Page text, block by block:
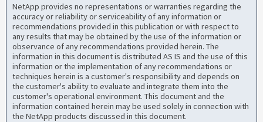
NetApp provides no representations or warranties regarding the
accuracy or reliability or serviceability of any information or
recommendations provided in this publication or with respect to
any results that may be obtained by the use of the information or
observance of any recommendations provided herein. The
information in this document is distributed AS IS and the use of this
information or the implementation of any recommendations or
techniques herein is a customer's responsibility and depends on
the customer's ability to evaluate and integrate them into the
customer's operational environment. This document and the
information contained herein may be used solely in connection with
the NetApp products discussed in this document.